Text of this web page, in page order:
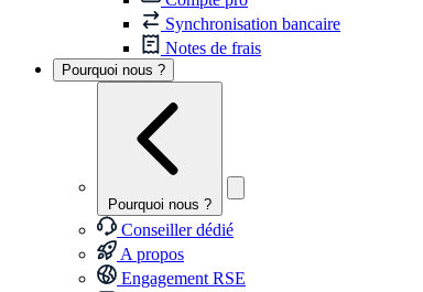
Synchronisation bancaire
Notes de frais
Pourquoi nous ?
Pourquoi nous ?
Conseiller dédié
A propos
Engagement RSE